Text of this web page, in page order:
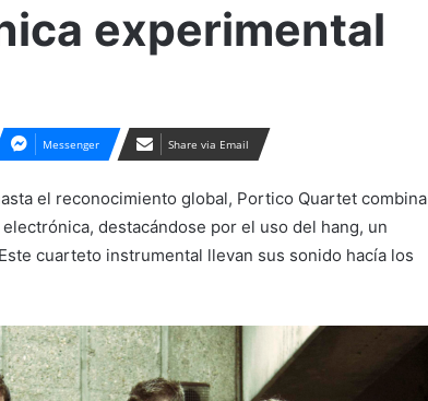
experimental
Messenger Share via Email
el reconocimiento global, Portico Quartet combina
destacándose por el uso del hang, un
cuarteto instrumental llevan sus sonido hacía los